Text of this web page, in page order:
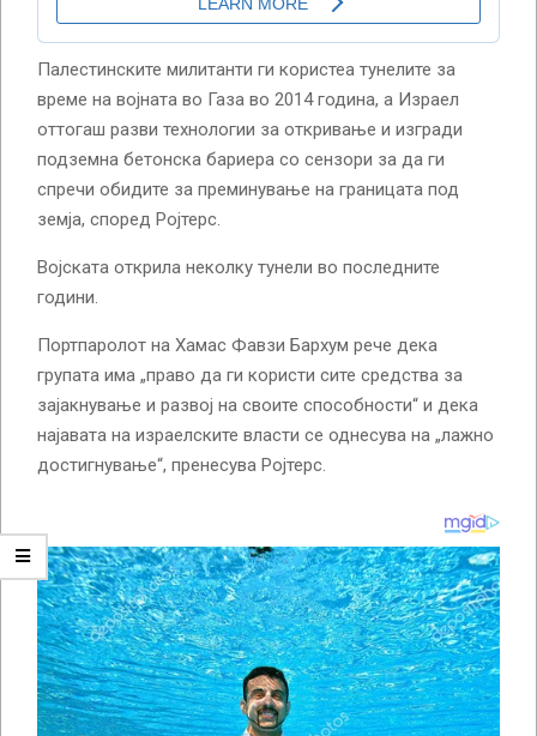
Палестинските милитанти ги користеа тунелите за
време на војната во Газа во 2014 година, а Израел
оттогаш разви технологии за откривање и изгради
подземна бетонска бариера со сензори за да ги
спречи обидите за преминување на границата под
земја, според Ројтерс.
Војската открила неколку тунели во последните
години.
Портпаролот на Хамас Фавзи Бархум рече дека
групата има „право да ги користи сите средства за
зајакнување и развој на своите способности“ и дека
најавата на израелските власти се однесува на „лажно
достигнување“, пренесува Ројтерс.